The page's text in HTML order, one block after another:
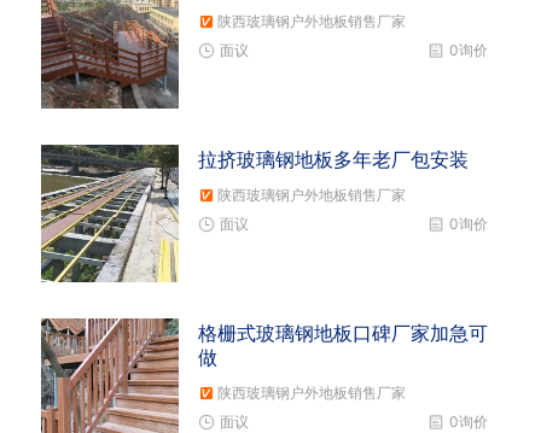
陕西玻璃钢户外地板销售厂家
0询价
面议
拉挤玻璃钢地板多年老厂包安装
陕西玻璃钢户外地板销售厂家
0询价
面议
格栅式玻璃钢地板口碑厂家加急可
做
陕西玻璃钢户外地板销售厂家
0询价
面议